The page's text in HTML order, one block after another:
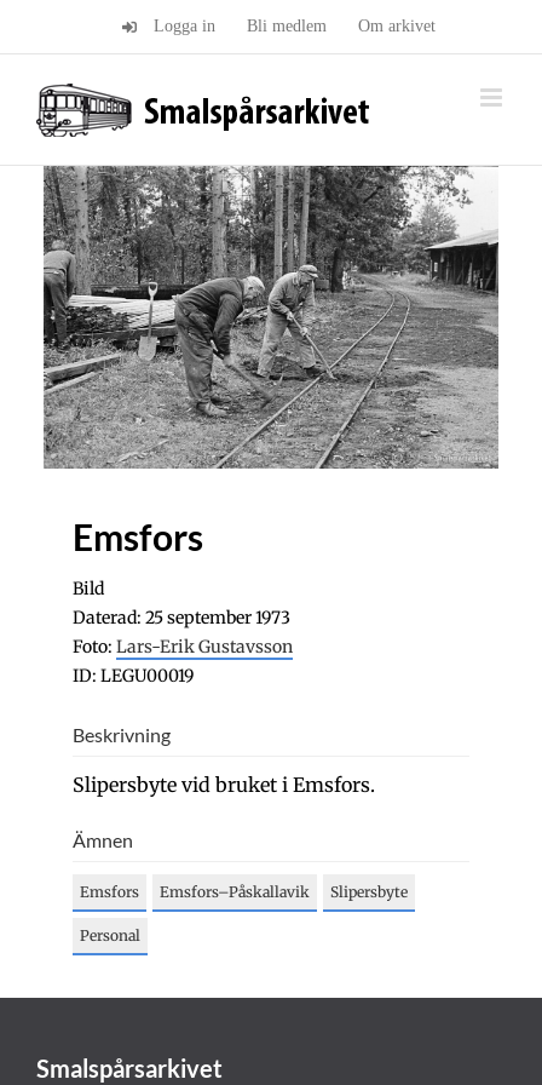
Logga in Bli medlem Om arkivet
Emsfors
Bild
Daterad: 25 september 1973
Foto: Lars-Erik Gustavsson
ID: LEGU00019
Beskrivning
Slipersbyte vid bruket i Emsfors.
Ämnen
Emsfors Emsfors–Påskallavik Slipersbyte
Personal
Smalspårsarkivet